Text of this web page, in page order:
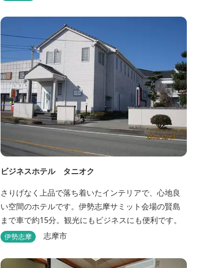
ビジネスホテル タニオク
さりげなく上品で落ち着いたインテリアで、心地良
い空間のホテルです。伊勢志摩サミット会場の賢島
まで車で約15分。観光にもビジネスにも便利です。
伊勢志摩 志摩市